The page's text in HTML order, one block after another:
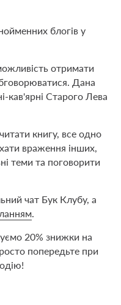
блогів у
отримати
Дана
Старого Лева
книгу, все одно
враження інших,
теми та поговорити
чат Бук Клубу, а
.
20% знижки на
попередьте при